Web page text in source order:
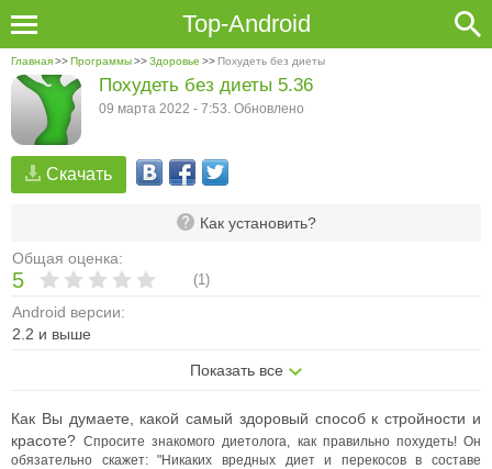
Top-Android
Главная>>Программы>>Здоровье >> Похудеть без диеты
Скачать
Как установить?
Общая оценка:
5 (1)
Android версии:
2.2 и выше
Показать все
Похудеть без диеты 5.36
09 марта 2022 - 7:53. Обновлено
Как Вы думаете, какой самый здоровый способ к стройности и
красоте?Спросите знакомого диетолога, как правильно похудеть! Он
обязательно скажет: "Никаких вредных диет и перекосов в составе